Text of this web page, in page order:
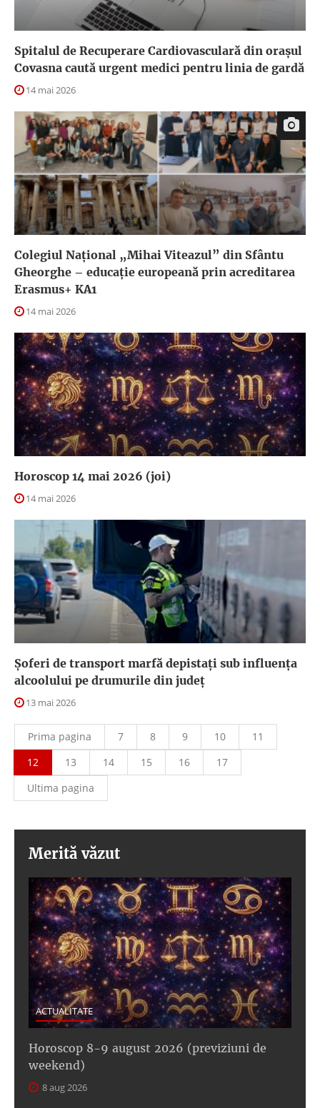
Spitalul de Recuperare Cardiovasculară din orașul
Covasna caută urgent medici pentru linia de gardă
14 mai 2026
Colegiul Național „Mihai Viteazul” din Sfântu
Gheorghe – educație europeană prin acreditarea
Erasmus+ KA1
14 mai 2026
Horoscop 14 mai 2026 (joi)
14 mai 2026
Șoferi de transport marfă depistați sub influența
alcoolului pe drumurile din județ
13 mai 2026
Prima pagina 7 8 9 10
11
12
13 14 15 16
17
Ultima pagina
Merită văzut
ACTUALITATE
Horoscop 8-9 august 2026 (previziuni de
weekend)
8 aug 2026